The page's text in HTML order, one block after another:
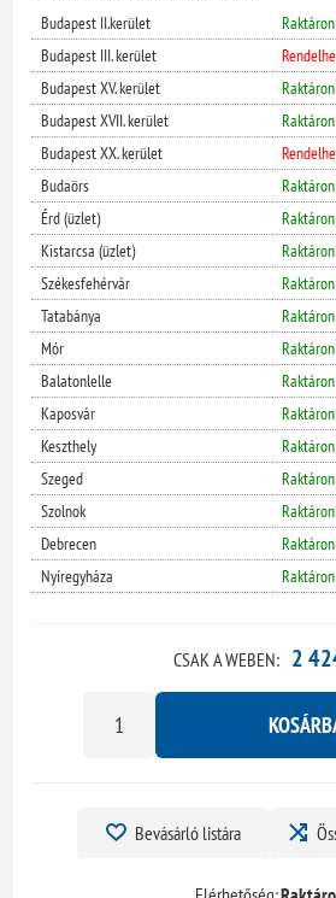
Budapest II.kerület
Budapest III. kerület
Budapest XV. kerület
Budapest XVII. kerület
Budapest XX. kerület
Budaörs
Érd (üzlet)
Kistarcsa (üzlet)
Székesfehérvár
Tatabánya
Mór
Balatonlelle
Kaposvár
Keszthely
Szeged
Szolnok
Debrecen
Nyíregyháza
CSAK A WEBEN: 2
Bevásárló listára